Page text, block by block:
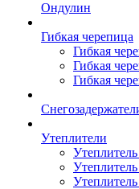
Ондулин
Гибкая черепица
Гибкая
Гибкая
Гибкая
Утеплители